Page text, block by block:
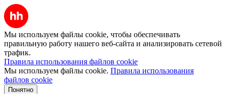
Мы используем файлы cookie, чтобы обеспечивать
правильную работу нашего веб-сайта и анализировать сетевой
трафик.
Правила использования файлов cookie
Мы используем файлы cookie. Правила использования
файлов cookie
Понятно